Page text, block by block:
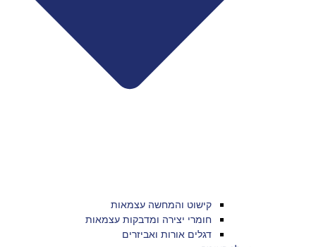
קישוט והמחשה עצמאות
חומרי יצירה ומדבקות עצמאות
דגלים אורות ואביזרים